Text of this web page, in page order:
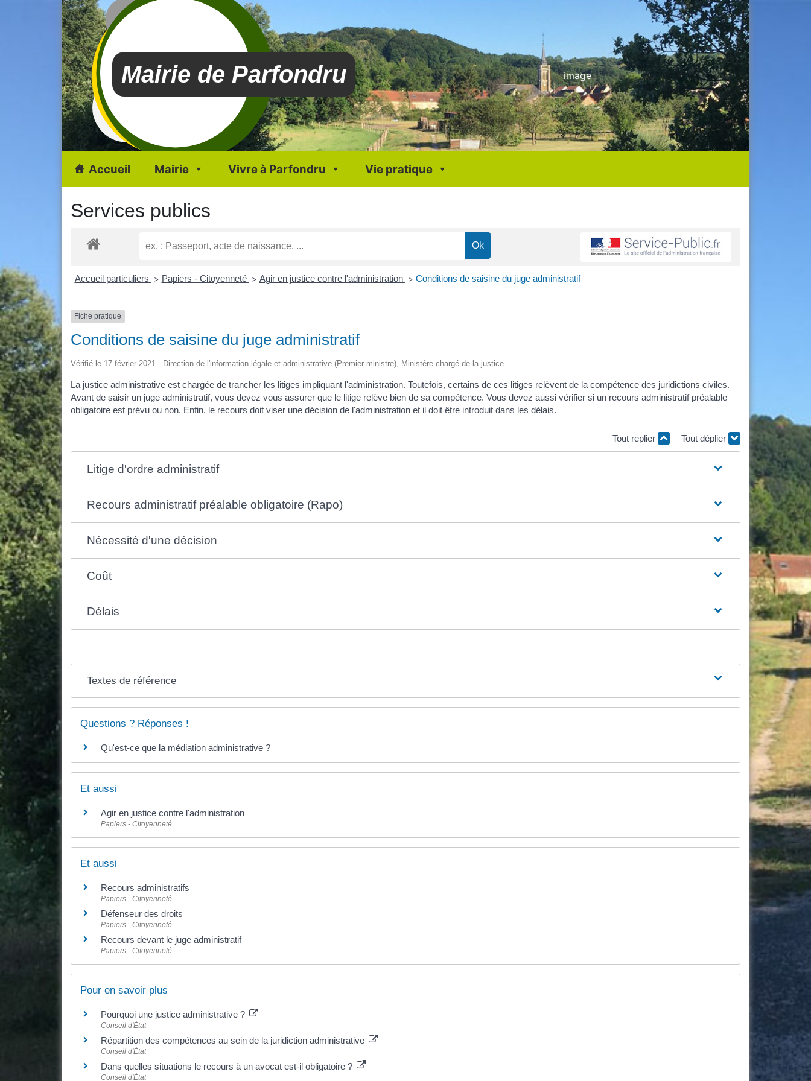
Mairie de Parfondru image
Accueil Mairie Vivre à Parfondru Vie pratique
Services publics
Accueil particuliers > Papiers - Citoyenneté > Agir en justice contre l'administration > Conditions de saisine du juge administratif
Fiche pratique
Conditions de saisine du juge administratif
Vérifié le 17 février 2021 - Direction de l'information légale et administrative (Premier ministre), Ministère chargé de la justice
La justice administrative est chargée de trancher les litiges impliquant l'administration. Toutefois, certains de ces litiges relèvent de la compétence des juridictions civiles.
Avant de saisir un juge administratif, vous devez vous assurer que le litige relève bien de sa compétence. Vous devez aussi vérifier si un recours administratif préalable
obligatoire est prévu ou non. Enfin, le recours doit viser une décision de l'administration et il doit être introduit dans les délais.
Tout replier Tout déplier
Litige d'ordre administratif
Recours administratif préalable obligatoire (Rapo)
Nécessité d'une décision
Coût
Délais
Textes de référence
Questions ? Réponses !
Qu'est-ce que la médiation administrative ?
Et aussi
Agir en justice contre l'administration
Papiers - Citoyenneté
Et aussi
Recours administratifs
Papiers - Citoyenneté
Défenseur des droits
Papiers - Citoyenneté
Recours devant le juge administratif
Papiers - Citoyenneté
Pour en savoir plus
Pourquoi une justice administrative ?
Conseil d'État
Répartition des compétences au sein de la juridiction administrative
Conseil d'État
Dans quelles situations le recours à un avocat est-il obligatoire ?
Conseil d'État